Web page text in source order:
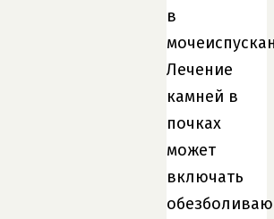
в
Лечение
камней в
почках
может
включать